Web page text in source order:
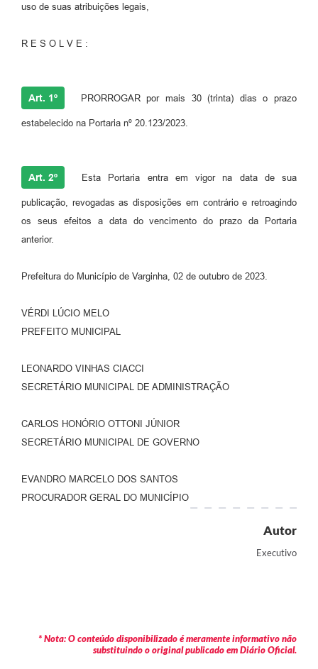
uso de suas atribuições legais,
R E S O L V E :
Art. 1º PRORROGAR por mais 30 (trinta) dias o prazo
estabelecido na Portaria nº 20.123/2023.
Art. 2º Esta Portaria entra em vigor na data de sua
publicação, revogadas as disposições em contrário e retroagindo
os seus efeitos a data do vencimento do prazo da Portaria
anterior.
Prefeitura do Município de Varginha, 02 de outubro de 2023.
VÉRDI LÚCIO MELO
PREFEITO MUNICIPAL
LEONARDO VINHAS CIACCI
SECRETÁRIO MUNICIPAL DE ADMINISTRAÇÃO
CARLOS HONÓRIO OTTONI JÚNIOR
SECRETÁRIO MUNICIPAL DE GOVERNO
EVANDRO MARCELO DOS SANTOS
PROCURADOR GERAL DO MUNICÍPIO
Autor
Executivo
* Nota: O conteúdo disponibilizado é meramente informativo não
substituindo o original publicado em Diário Oficial.